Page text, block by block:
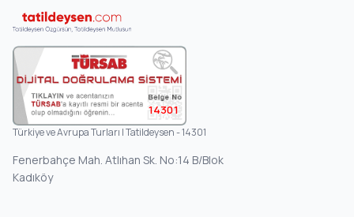
14301
Türkiye ve Avrupa Turları | Tatildeysen - 14301
Fenerbahçe Mah. Atlıhan Sk. No:14 B/Blok
Kadıköy